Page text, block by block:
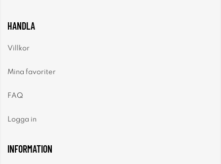
HANDLA
Villkor
Mina favoriter
FAQ
Logga in
INFORMATION